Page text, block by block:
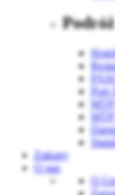
Port
Zakupy
O nas
O